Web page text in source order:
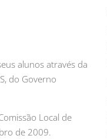
alunos através da
do Governo
Local de
de 2009.